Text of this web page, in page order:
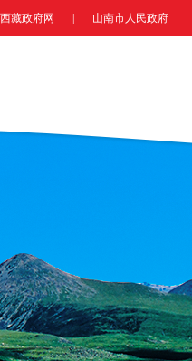
西藏政府网 山南市人民政府